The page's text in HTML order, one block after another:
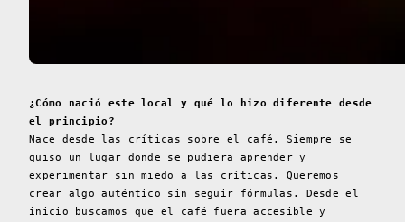
¿Cómo nació este local y qué lo hizo diferente desde
el principio?
Nace desde las críticas sobre el café. Siempre se
quiso un lugar donde se pudiera aprender y
experimentar sin miedo a las críticas. Queremos
crear algo auténtico sin seguir fórmulas. Desde el
inicio buscamos que el café fuera accesible y